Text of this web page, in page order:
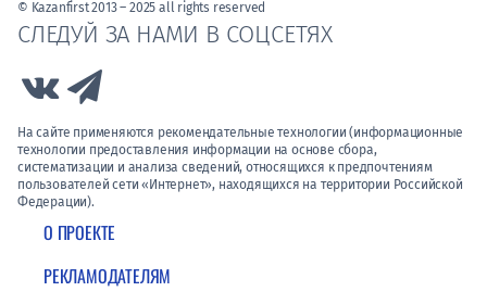
О ПРОЕКТЕ
РЕКЛАМОДАТЕЛЯМ
СЛЕДУЙ ЗА НАМИ В СОЦСЕТЯХ
Link to Vk
На сайте применяются рекомендательные технологии (информационные
технологии предоставления информации на основе сбора,
систематизации и анализа сведений, относящихся к предпочтениям
пользователей сети «Интернет», находящихся на территории Российской
Федерации).
© Kazanfirst 2013 – 2025 all rights reserved